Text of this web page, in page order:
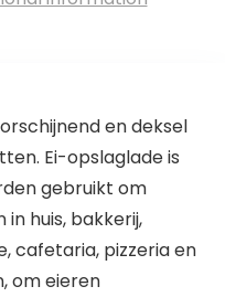
en deksel
Ei-opslaglade is
gebruikt om
huis, bakkerij,
cafetaria, pizzeria en
om eieren